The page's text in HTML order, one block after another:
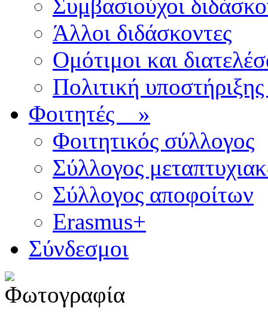
Συμβασιούχοι
Άλλοι διδάσκοντες
Ομότιμοι και
Πολιτική
Φοιτητές »
Φοιτητικός σύλλογος
Σύλλογος
Σύλλογος αποφοίτων
Erasmus+
Σύνδεσμοι